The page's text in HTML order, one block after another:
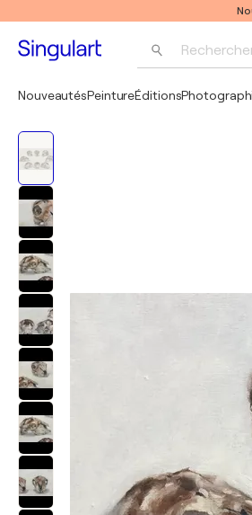
NouveautésPeintureÉditions